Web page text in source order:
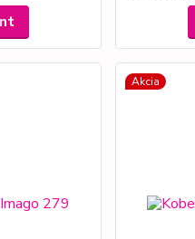
Akcia